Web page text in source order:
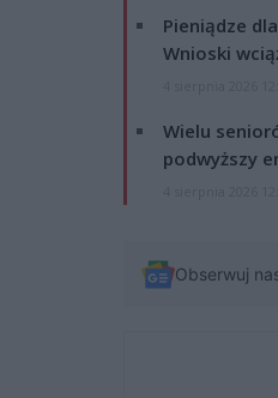
Pieniądze
Wnioski
Wielu
podwyższy
Obserwuj